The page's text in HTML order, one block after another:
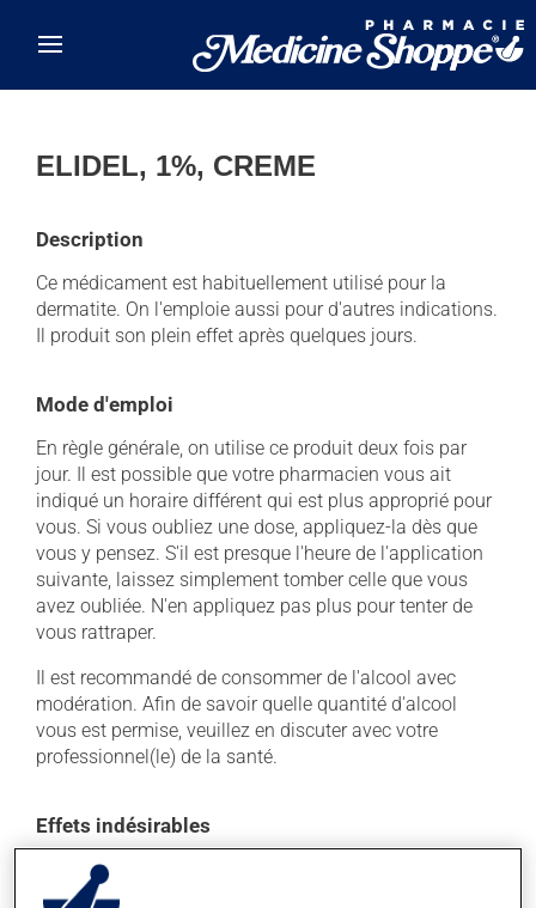
ELIDEL, 1%, CREME
Description
Ce médicament est habituellement utilisé pour la
dermatite. On l'emploie aussi pour d'autres indications.
Il produit son plein effet après quelques jours.
Mode d'emploi
En règle générale, on utilise ce produit deux fois par
jour. Il est possible que votre pharmacien vous ait
indiqué un horaire différent qui est plus approprié pour
vous. Si vous oubliez une dose, appliquez-la dès que
vous y pensez. S'il est presque l'heure de l'application
suivante, laissez simplement tomber celle que vous
avez oubliée. N'en appliquez pas plus pour tenter de
vous rattraper.
Il est recommandé de consommer de l'alcool avec
modération. Afin de savoir quelle quantité d'alcool
vous est permise, veuillez en discuter avec votre
professionnel(le) de la santé.
Effets indésirables
En plus de ses effets recherchés, ce produit peut à
l'occasion entraîner certains effets indésirables (effets